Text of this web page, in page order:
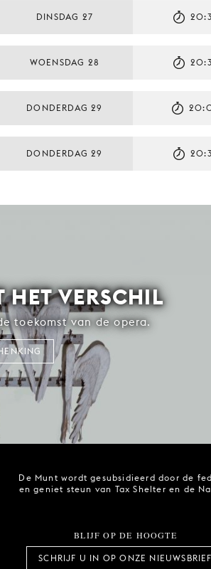
DINSDAG 27
WOENSDAG 28
DONDERDAG 29
DONDERDAG 29
HET VERSCHIL
toekomst van de opera.
De Munt wordt gesubsidieerd door de
en geniet steun van Tax Shelter en de
BLIJF OP DE HOOGTE
SCHRIJF U IN OP ONZE NIEUWSBRIEF